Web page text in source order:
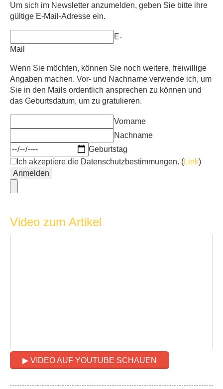
Um sich im Newsletter anzumelden, geben Sie bitte ihre
gültige E-Mail-Adresse ein.
E-
Mail
Wenn Sie möchten, können Sie noch weitere, freiwillige
Angaben machen. Vor- und Nachname verwende ich, um
Sie in den Mails ordentlich ansprechen zu können und
das Geburtsdatum, um zu gratulieren.
Vorname
Nachname
Geburtstag
Ich akzeptiere die Datenschutzbestimmungen. (Link)
Video zum Artikel
▶ VIDEO AUF YOUTUBE SCHAUEN